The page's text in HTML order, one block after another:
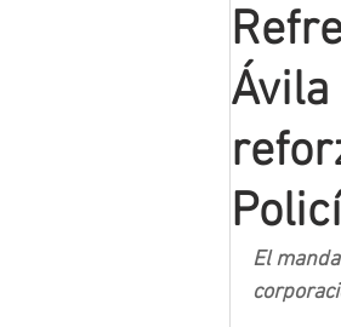
Mineros
El